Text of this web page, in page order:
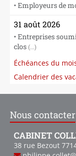
• Employeurs de
31 août 2026
• Entreprises
clos (...)
Échéances du
Calendrier des
Nous contacter
CABINET
38 rue Bezout